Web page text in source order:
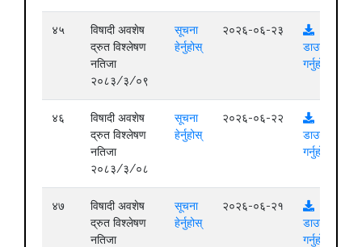
४५
विषादी अवशेष
द्रुत विश्लेषण
नतिजा
२०८३/३/०९
सूचना
हेर्नुहोस्
२०२६-०६-२३
डाउनलोड
गर्नुहोस्
४६
विषादी अवशेष
द्रुत विश्लेषण
नतिजा
२०८३/३/०८
सूचना
हेर्नुहोस्
२०२६-०६-२२
डाउनलोड
गर्नुहोस्
४७
विषादी अवशेष
द्रुत विश्लेषण
नतिजा
सूचना
हेर्नुहोस्
२०२६-०६-२१
डाउनलोड
गर्नुहोस्